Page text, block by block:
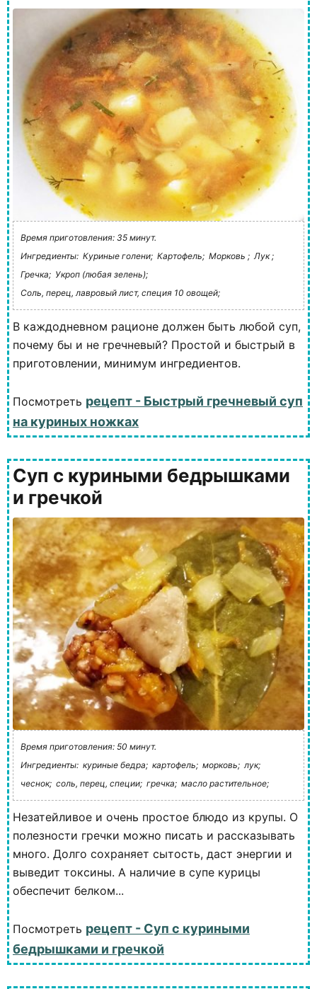
Время приготовления: 35 минут.
Ингредиенты: Куриные голени; Картофель; Морковь ; Лук ;
Гречка; Укроп (любая зелень);
Соль, перец, лавровый лист, специя 10 овощей;
В каждодневном рационе должен быть любой суп,
почему бы и не гречневый? Простой и быстрый в
приготовлении, минимум ингредиентов.
Посмотреть рецепт - Быстрый гречневый суп
на куриных ножках
Суп с куриными бедрышками
и гречкой
Время приготовления: 50 минут.
Ингредиенты: куриные бедра; картофель; морковь; лук;
чеснок; соль, перец, специи; гречка; масло растительное;
Незатейливое и очень простое блюдо из крупы. О
полезности гречки можно писать и рассказывать
много. Долго сохраняет сытость, даст энергии и
выведит токсины. А наличие в супе курицы
обеспечит белком...
Посмотреть рецепт - Суп с куриными
бедрышками и гречкой